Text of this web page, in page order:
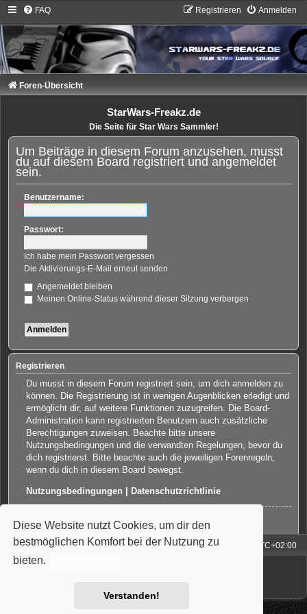
Diese Website nutzt Cookies, um dir den
bestmöglichen Komfort bei der Nutzung zu
bieten.
Verstanden!
FAQ Anmelden
Registrieren
Foren-Übersicht
StarWars-Freakz.de
Die Seite für Star Wars Sammler!
Um Beiträge in diesem Forum anzusehen, musst
du auf diesem Board registriert und angemeldet
sein.
Benutzername:
Passwort:
Ich habe mein Passwort vergessen
Die Aktivierungs-E-Mail erneut senden
Angemeldet bleiben
Meinen Online-Status während dieser Sitzung verbergen
Registrieren
Du musst in diesem Forum registriert sein, um dich anmelden zu
können. Die Registrierung ist in wenigen Augenblicken erledigt und
ermöglicht dir, auf weitere Funktionen zuzugreifen. Die Board-
Administration kann registrierten Benutzern auch zusätzliche
Berechtigungen zuweisen. Beachte bitte unsere
Nutzungsbedingungen und die verwandten Regelungen, bevor du
dich registrierst. Bitte beachte auch die jeweiligen Forenregeln,
wenn du dich in diesem Board bewegst.
Nutzungsbedingungen Datenschutzrichtlinie
Registrieren
Foren-Übersicht Alle Zeiten sind UTC+02:00
Powered by